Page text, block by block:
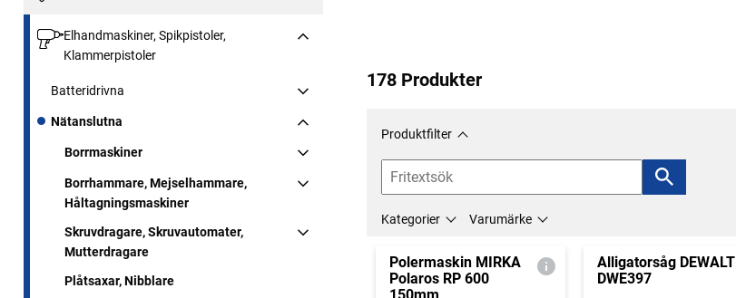
Elhandmaskiner, Spikpistoler,
Klammerpistoler
Batteridrivna
Nätanslutna
Borrmaskiner
Borrhammare, Mejselhammare,
Håltagningsmaskiner
Skruvdragare, Skruvautomater,
Mutterdragare
Plåtsaxar, Nibblare
178 Produkter
Produktfilter
Kategorier Varumärke
Polermaskin MIRKA
Polaros RP 600
Alligatorsåg DEWALT
DWE397